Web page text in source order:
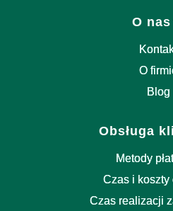
O nas
O
Blog
Obsługa
Metody
Czas i koszty
Czas realizacji